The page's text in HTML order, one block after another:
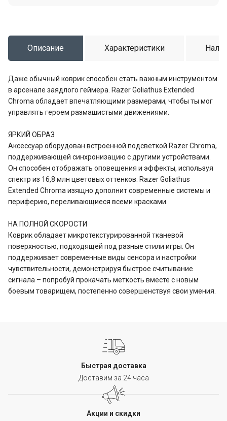
Описание Характеристики
Даже обычный коврик способен стать важным инструментом
в арсенале заядлого геймера. Razer Goliathus Extended
Chroma обладает впечатляющими размерами, чтобы ты мог
управлять героем размашистыми движениями.
ЯРКИЙ ОБРАЗ
Аксессуар оборудован встроенной подсветкой Razer Chroma,
поддерживающей синхронизацию с другими устройствами.
Он способен отображать оповещения и эффекты, используя
спектр из 16,8 млн цветовых оттенков. Razer Goliathus
Extended Chroma изящно дополнит современные системы и
периферию, переливающиеся всеми красками.
НА ПОЛНОЙ СКОРОСТИ
Коврик обладает микротекстурированной тканевой
поверхностью, подходящей под разные стили игры. Он
поддерживает современные виды сенсора и настройки
чувствительности, демонстрируя быстрое считывание
сигнала – попробуй прокачать меткость вместе с новым
боевым товарищем, постепенно совершенствуя свои умения.
Быстрая доставка
Доставим за 24 часа
Акции и скидки